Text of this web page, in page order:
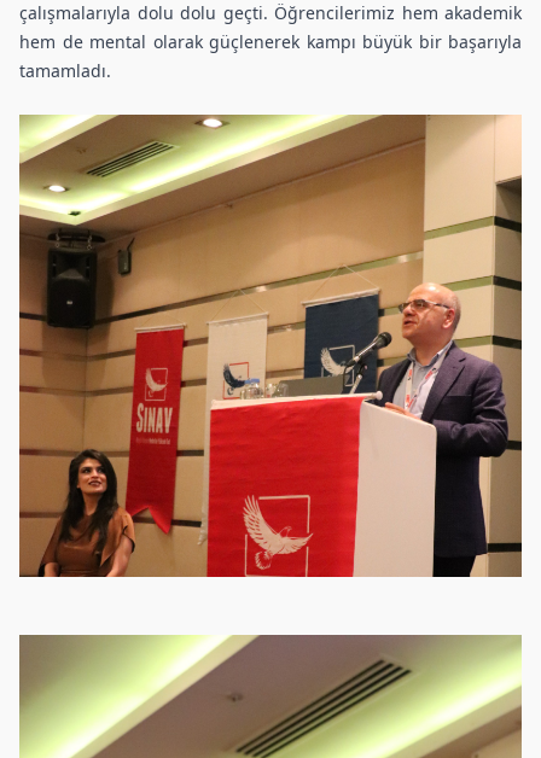
çalışmalarıyla dolu dolu geçti. Öğrencilerimiz hem akademik
hem de mental olarak güçlenerek kampı büyük bir başarıyla
tamamladı.